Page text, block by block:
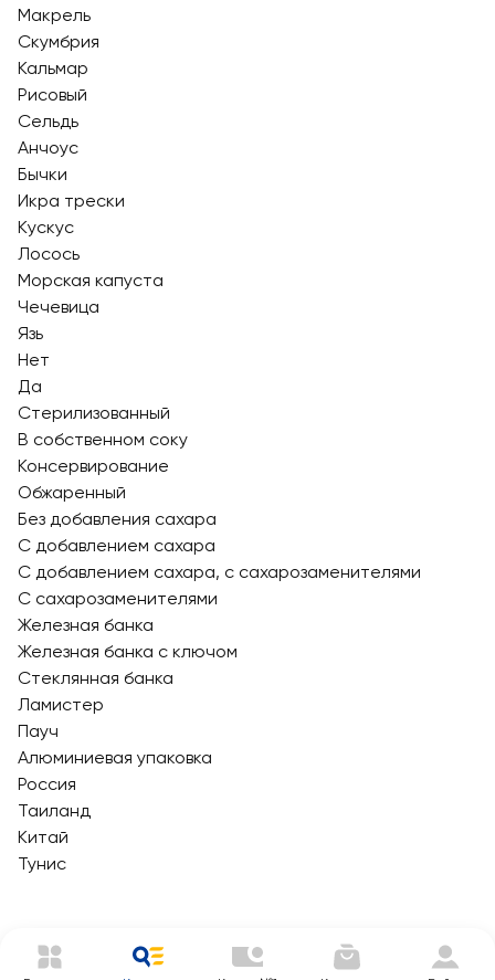
Макрель
Скумбрия
Кальмар
Рисовый
Сельдь
Анчоуc
Бычки
Икра трески
Кускус
Лосось
Морская капуста
Чечевица
Язь
Нет
Да
Стерилизованный
В собственном соку
Консервирование
Обжаренный
Без добавления сахара
С добавлением сахара
С добавлением сахара, с сахарозаменителями
С сахарозаменителями
Железная банка
Железная банка с ключом
Стеклянная банка
Ламистер
Пауч
Алюминиевая упаковка
Россия
Таиланд
Китай
Тунис